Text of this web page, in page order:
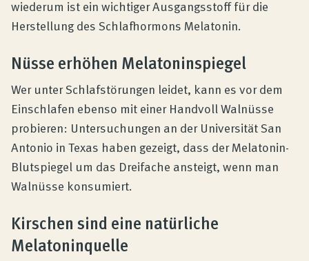
wiederum ist ein wichtiger Ausgangsstoff für die
Herstellung des Schlafhormons Melatonin.
Nüsse erhöhen Melatoninspiegel
Wer unter Schlafstörungen leidet, kann es vor dem
Einschlafen ebenso mit einer Handvoll Walnüsse
probieren: Untersuchungen an der Universität San
Antonio in Texas haben gezeigt, dass der Melatonin-
Blutspiegel um das Dreifache ansteigt, wenn man
Walnüsse konsumiert.
Kirschen sind eine natürliche
Melatoninquelle